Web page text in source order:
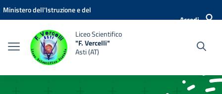
Vai ai contenuti
Vai al menu di navigazione
Vai al footer
Ministero dell'Istruzione e del
Accedi
Liceo Scientifico
"F. Vercelli"
Asti (AT)